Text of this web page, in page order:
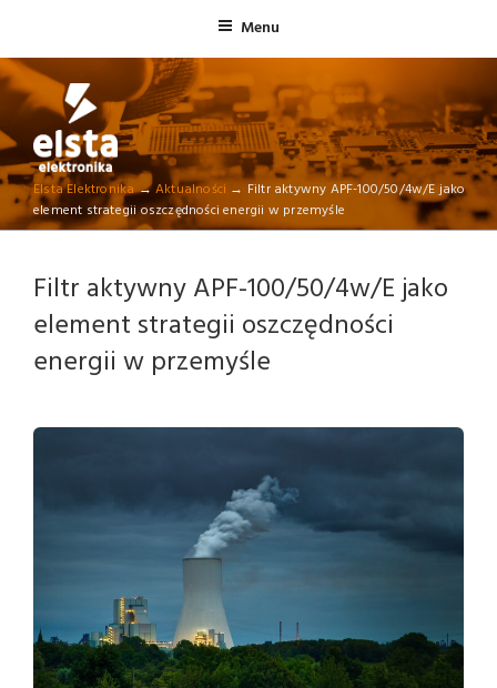
content
ELSTA ELEKTRONIKA
Profesjonalna elektronika przemysłowa
Menu
Elsta Elektronika→Aktualności → Filtr aktywny APF-100/50/4w/E jako
element strategii oszczędności energii w przemyśle
Filtr aktywny APF-100/50/4w/E jako
element strategii oszczędności
energii w przemyśle